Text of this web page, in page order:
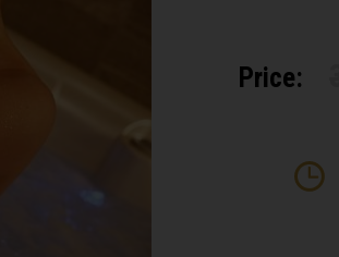
Price: